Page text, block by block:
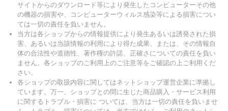
サイトからのダウンロード等により発生したコンピューターその他
の機器の損害や、コンピューターウィルス感染等による損害につい
ては一切の責任を負いません。
当方は各ショップからの情報提供により発生あるいは誘発された損
害、あるいは当該情報の利用により得た成果、または、その情報自
体の合法性や道徳性、著作権の許諾、正確さについての責任を負い
ません。各ショップのご利用上のご注意等をご確認の上ご利用くだ
さい。
各ショップの取扱内容に関してはネットショップ運営企業に準拠し
ています。万一、ショップとの間に生じた商品購入・サービス利用
に関するトラブル・損害に ついては、当方は一切の責任を負いませ